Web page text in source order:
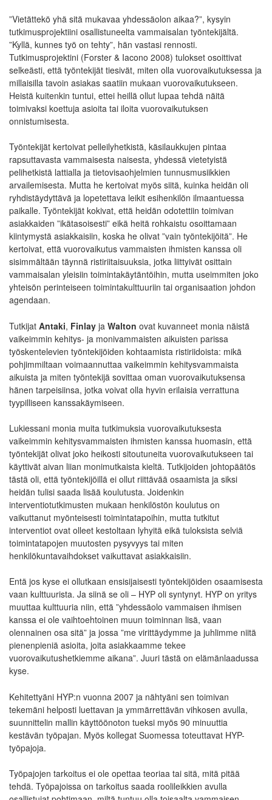
”Vietättekö yhä sitä mukavaa yhdessäolon aikaa?”, kysyin
tutkimusprojektiini osallistuneelta vammaisalan työntekijältä.
”Kyllä, kunnes työ on tehty”, hän vastasi rennosti.
Tutkimusprojektini (Forster & Iacono 2008) tulokset osoittivat
selkeästi, että työntekijät tiesivät, miten olla vuorovaikutuksessa ja
millaisilla tavoin asiakas saatiin mukaan vuorovaikutukseen.
Heistä kuitenkin tuntui, ettei heillä ollut lupaa tehdä näitä
toimivaksi koettuja asioita tai iloita vuorovaikutuksen
onnistumisesta.
Työntekijät kertoivat pelleilyhetkistä, käsilaukkujen pintaa
rapsuttavasta vammaisesta naisesta, yhdessä vietetyistä
pelihetkistä lattialla ja tietovisaohjelmien tunnusmusiikkien
arvailemisesta. Mutta he kertoivat myös siitä, kuinka heidän oli
ryhdistäydyttävä ja lopetettava leikit esihenkilön ilmaantuessa
paikalle. Työntekijät kokivat, että heidän odotettiin toimivan
asiakkaiden ”ikätasoisesti” eikä heitä rohkaistu osoittamaan
kiintymystä asiakkaisiin, koska he olivat ”vain työntekijöitä”. He
kertoivat, että vuorovaikutus vammaisten ihmisten kanssa oli
sisimmältään täynnä ristiriitaisuuksia, jotka liittyivät osittain
vammaisalan yleisiin toimintakäytäntöihin, mutta useimmiten joko
yhteisön perinteiseen toimintakulttuuriin tai organisaation johdon
agendaan.
Tutkijat Antaki, Finlay ja Walton ovat kuvanneet monia näistä
vaikeimmin kehitys- ja monivammaisten aikuisten parissa
työskentelevien työntekijöiden kohtaamista ristiriidoista: mikä
pohjimmiltaan voimaannuttaa vaikeimmin kehitysvammaista
aikuista ja miten työntekijä sovittaa oman vuorovaikutuksensa
hänen tarpeisiinsa, jotka voivat olla hyvin erilaisia verrattuna
tyypilliseen kanssakäymiseen.
Lukiessani monia muita tutkimuksia vuorovaikutuksesta
vaikeimmin kehitysvammaisten ihmisten kanssa huomasin, että
työntekijät olivat joko heikosti sitoutuneita vuorovaikutukseen tai
käyttivät aivan liian monimutkaista kieltä. Tutkijoiden johtopäätös
tästä oli, että työntekijöillä ei ollut riittävää osaamista ja siksi
heidän tulisi saada lisää koulutusta. Joidenkin
interventiotutkimusten mukaan henkilöstön koulutus on
vaikuttanut myönteisesti toimintatapoihin, mutta tutkitut
interventiot ovat olleet kestoltaan lyhyitä eikä tuloksista selviä
toimintatapojen muutosten pysyvyys tai miten
henkilökuntavaihdokset vaikuttavat asiakkaisiin.
Entä jos kyse ei ollutkaan ensisijaisesti työntekijöiden osaamisesta
vaan kulttuurista. Ja siinä se oli – HYP oli syntynyt. HYP on yritys
muuttaa kulttuuria niin, että ”yhdessäolo vammaisen ihmisen
kanssa ei ole vaihtoehtoinen muun toiminnan lisä, vaan
olennainen osa sitä” ja jossa ”me virittäydymme ja juhlimme niitä
pienenpieniä asioita, joita asiakkaamme tekee
vuorovaikutushetkiemme aikana”. Juuri tästä on elämänlaadussa
kyse.
Kehitettyäni HYP:n vuonna 2007 ja nähtyäni sen toimivan
tekemäni helposti luettavan ja ymmärrettävän vihkosen avulla,
suunnittelin mallin käyttöönoton tueksi myös 90 minuuttia
kestävän työpajan. Myös kollegat Suomessa toteuttavat HYP-
työpajoja.
Työpajojen tarkoitus ei ole opettaa teoriaa tai sitä, mitä pitää
tehdä. Työpajoissa on tarkoitus saada roolileikkien avulla